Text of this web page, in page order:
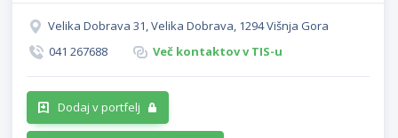
Velika Dobrava 31, Velika Dobrava, 1294 Višnja Gora
041 267688
Več kontaktov v TIS-u
Dodaj v portfelj